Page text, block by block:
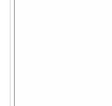
редактор, а в
Pocket Word, и
любого
программа
В комплект